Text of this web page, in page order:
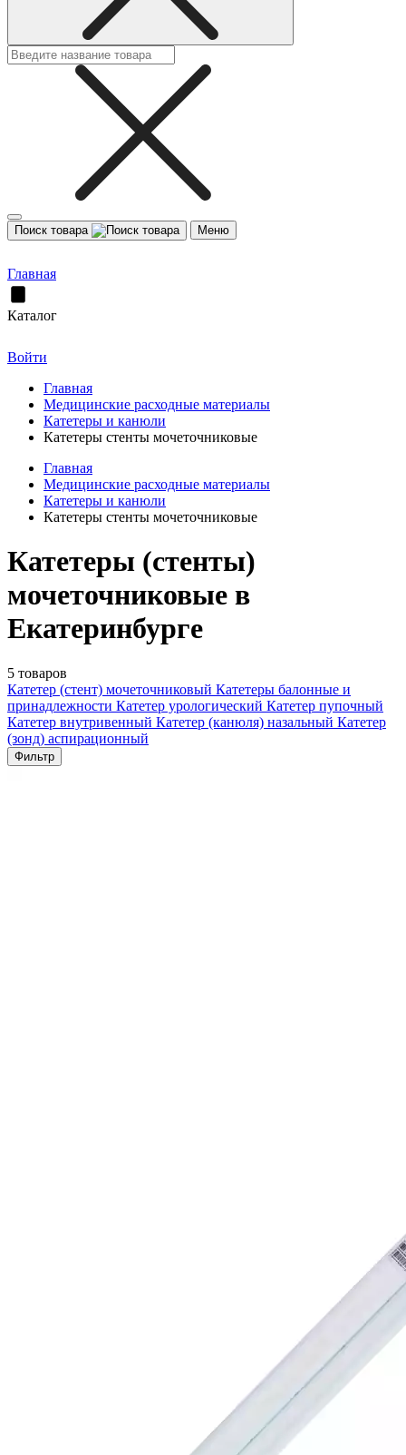
Поиск товара Меню
Главная
Каталог
Войти
Главная
Медицинские расходные материалы
Катетеры и канюли
Катетеры стенты мочеточниковые
Главная
Медицинские расходные материалы
Катетеры и канюли
Катетеры стенты мочеточниковые
Катетеры (стенты)
мочеточниковые в
Екатеринбурге
5 товаров
Катетер (стент) мочеточниковый Катетеры балонные и
принадлежности Катетер урологический Катетер пупочный
Катетер внутривенный Катетер (канюля) назальный Катетер
(зонд) аспирационный
Фильтр